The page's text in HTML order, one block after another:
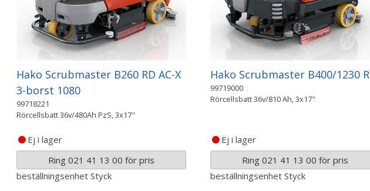
Hako Scrubmaster B260 RD AC-X
3-borst 1080
99718221
Rörcellsbatt 36v/480Ah PzS, 3x17"
Ej i lager
Ring 021 41 13 00 för pris
beställningsenhet Styck
Hako Scrubmaster B400/1230 R
99719000
Rörcellsbatt 36v/810 Ah, 3x17"
Ej i lager
Ring 021 41 13 00 för pris
beställningsenhet Styck